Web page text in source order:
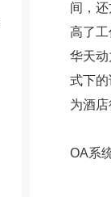
间，
高了工
华天动
式下
为酒
OA系